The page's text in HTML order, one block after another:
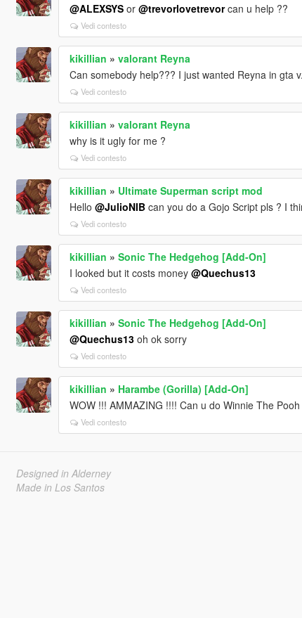
@ALEXSYSor @trevorlovetrevorcan u help ??
Vedi contesto
kikillian » valorant Reyna
Can somebody help??? I just wanted Reyna in gta
Vedi contesto
kikillian » valorant Reyna
why is it ugly for me ?
Vedi contesto
kikillian » Ultimate Superman script mod
Hello @JulioNIBcan you do a Gojo Script pls ? I
Vedi contesto
kikillian » Sonic The Hedgehog [Add-On]
I looked but it costs money @Quechus13
Vedi contesto
kikillian » Sonic The Hedgehog [Add-On]
@Quechus13oh ok sorry
Vedi contesto
kikillian » Harambe (Gorilla) [Add-On]
WOW !!! AMMAZING !!!! Can u do Winnie The Pooh
Vedi contesto
Designed in Alderney
Made in Los Santos